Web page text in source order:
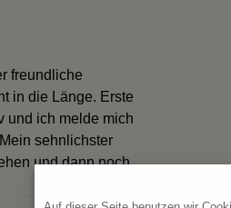
freundliche
in die Länge. Erste
und ich melde mich
sehnlichster
und dann noch